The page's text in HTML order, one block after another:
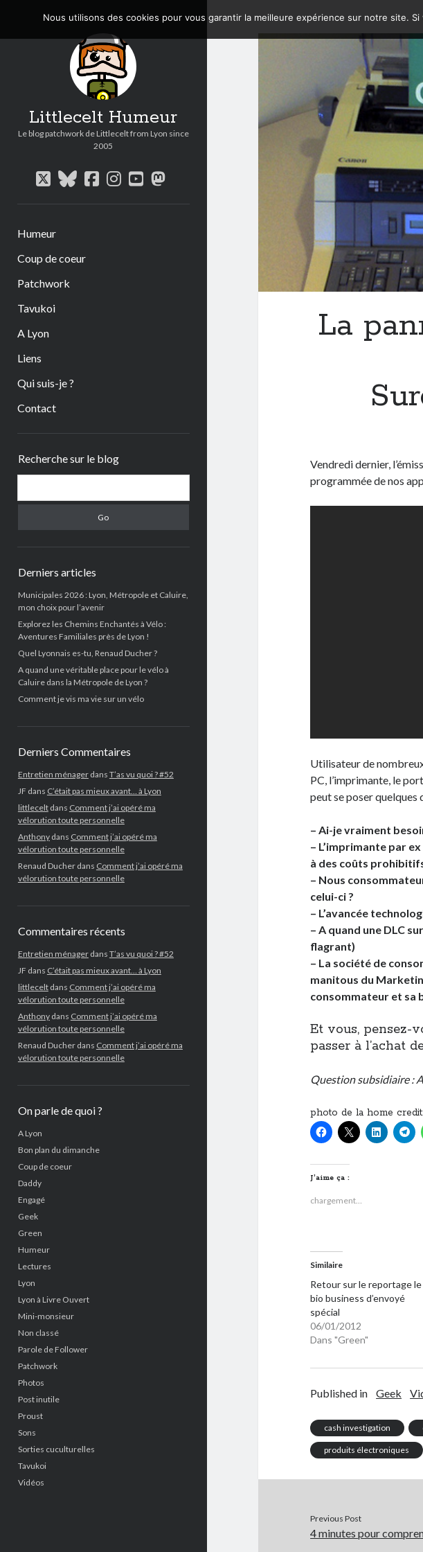
Littlecelt Humeur
Le blog patchwork de Littlecelt from Lyon since
2005
twitterbluesky
facebook
instagram
youtube
mastodon
Humeur
Coup de coeur
Patchwork
Tavukoi
A Lyon
Liens
Qui suis-je ?
Contact
Recherche sur le blog
Derniers articles
Municipales 2026 : Lyon, Métropole et Caluire,
mon choix pour l’avenir
Explorez les Chemins Enchantés à Vélo :
Aventures Familiales près de Lyon !
Quel Lyonnais es-tu, Renaud Ducher ?
A quand une véritable place pour le vélo à
Caluire dans la Métropole de Lyon ?
Comment je vis ma vie sur un vélo
Derniers Commentaires
Entretien ménagerdans T’as vu quoi ? #52
JF dans C’était pas mieux avant… à Lyon
littleceltdans Comment j’ai opéré ma
vélorution toute personnelle
Anthonydans Comment j’ai opéré ma
vélorution toute personnelle
Renaud Ducherdans Comment j’ai opéré ma
vélorution toute personnelle
Commentaires récents
Entretien ménagerdans T’as vu quoi ? #52
JF dans C’était pas mieux avant… à Lyon
littleceltdans Comment j’ai opéré ma
vélorution toute personnelle
Anthonydans Comment j’ai opéré ma
vélorution toute personnelle
Renaud Ducherdans Comment j’ai opéré ma
vélorution toute personnelle
On parle de quoi ?
A Lyon
Bon plan du dimanche
Coup de coeur
Daddy
Engagé
Geek
Green
Humeur
Lectures
Lyon
Lyon à Livre Ouvert
Mini-monsieur
Non classé
Parole de Follower
Patchwork
Photos
Post inutile
Proust
Sons
Sorties cuculturelles
Tavukoi
Vidéos
La
Vendredi dernier,
programmée de nos
Utilisateur de
PC, l’imprimante, le
peut se poser quelques
– Ai-je vraiment
– L’imprimante par
à des coûts
– Nous
celui-ci ?
– L’avancée
– A quand une DLC
flagrant)
– La société de
manitous du
consommateur et sa
Et vous, pensez-
passer à l’achat
Question subsidiaire :
photo de la home
J’aime ça :
chargement…
Similaire
Retour sur le reportage le
bio business d’envoyé
spécial
06/01/2012
Dans "Green"
Published in Geek
cash investigation
produits électroniques
Previous Post
4 minutes pour
Nous utilisons des cookies pour vous garantir la meilleure expérience sur notre site.